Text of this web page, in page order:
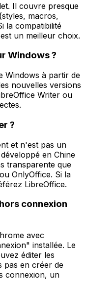
Il couvre presque
macros,
la compatibilité
un meilleur choix.
Windows ?
Windows à partir de
nouvelles versions
Writer ou
?
et n'est pas un
en Chine
transparente que
OnlyOffice. Si la
LibreOffice.
connexion
avec
installée. Le
éditer les
pas en créer de
connexion, un